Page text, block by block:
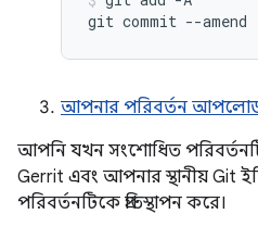
git commit --amend
আপনার পরিবর্তন
আপনি যখন সংশোধিত
Gerrit এবং আপনার স্থানীয় Git
পরিবর্তনটিকে প্রতিস্থাপন করে।